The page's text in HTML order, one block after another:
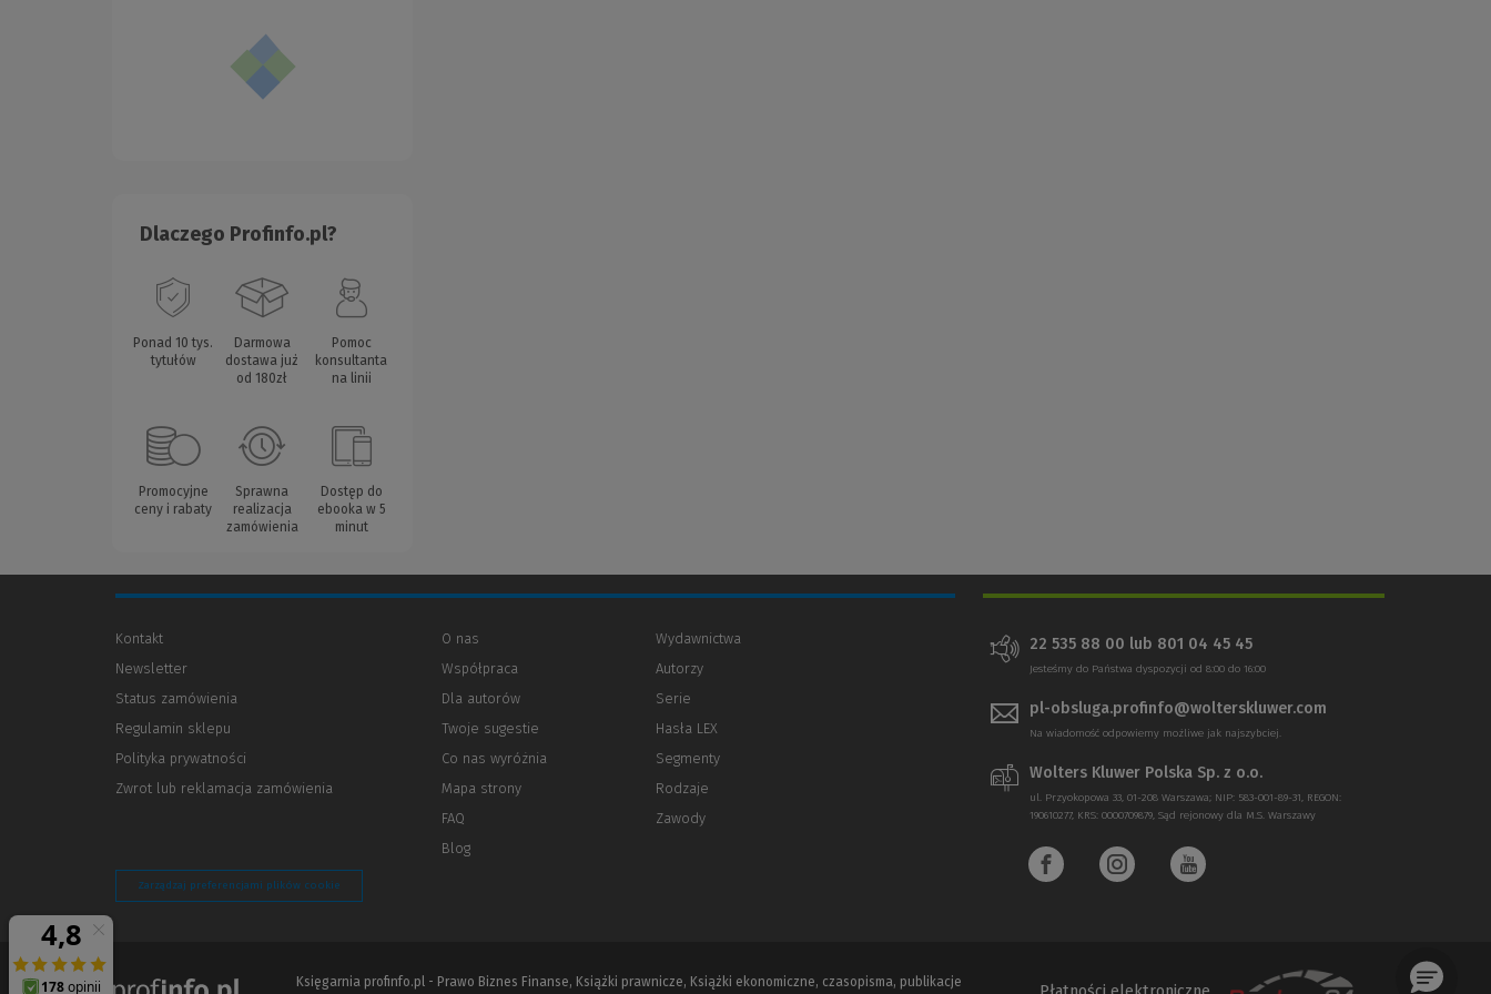
Dlaczego Profinfo.pl?
Ponad 10 tys.
tytułów
Darmowa
dostawa już
od 180zł
Pomoc
konsultanta
na linii
Promocyjne
ceny i rabaty
Sprawna
realizacja
zamówienia
Dostęp do
ebooka w 5
minut
Kontakt
Newsletter
Status zamówienia
Regulamin sklepu
Polityka prywatności
innej
Zwrot lub reklamacja zamówienia
O nas
Współpraca
Dla autorów
innej
strony)
Twoje sugestie
Co nas wyróżnia
Mapa strony
FAQ
Blog
Wydawnictwa
Autorzy
Serie
Hasła LEX
Segmenty
Rodzaje
Zawody
Zarządzaj preferencjami plików cookie
22 535 88 00 lub 801 04 45 45
Jesteśmy do Państwa dyspozycji od 8:00 do 16:00
pl-obsluga.profinfo@wolterskluwer.com
Na wiadomość odpowiemy możliwe jak najszybciej.
Wolters Kluwer Polska Sp. z o.o.
ul. Przyokopowa 33, 01-208 Warszawa; NIP: 583-001-89-31, REGON:
190610277, KRS: 0000709879, Sąd rejonowy dla M.S. Warszawy
Księgarnia profinfo.pl - Prawo Biznes Finanse, Książki prawnicze, Książki ekonomiczne, czasopisma, publikacje